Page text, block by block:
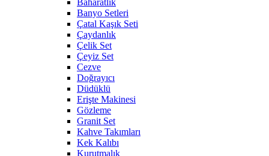
Baharatlık
Banyo Setleri
Çatal Kaşık Seti
Çaydanlık
Çelik Set
Çeyiz Set
Cezve
Doğrayıcı
Düdüklü
Erişte Makinesi
Gözleme
Granit Set
Kahve Takımları
Kek Kalıbı
Kurutmalık